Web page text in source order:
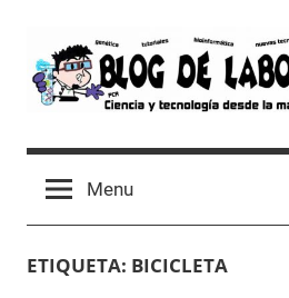
content
Blog
de
Laboratorio
Tutoriales,
Ocio
Menu
ETIQUETA: BICICLETA